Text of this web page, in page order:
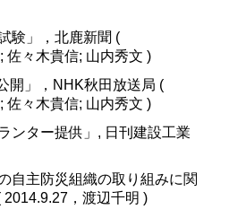
験」，北鹿新聞 (
佐々木貴信; 山内秀文 )
開」，NHK秋田放送局 (
佐々木貴信; 山内秀文 )
ンター提供」, 日刊建設工業
自主防災組織の取り組みに関
2014.9.27，渡辺千明 )